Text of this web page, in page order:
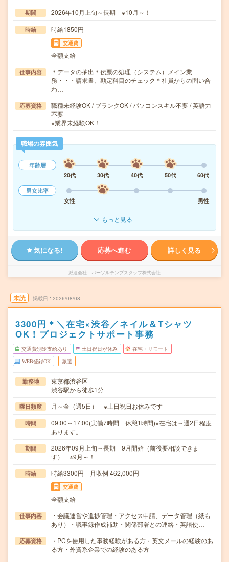
期間 2026年10月上旬～長期 ※10月～！
時給 時給1850円
交通費
全額支給
仕事内容
＊データの抽出＊伝票の処理（システム）メイン業
務・・・請求書、勘定科目のチェック＊社員からの問い合
わ…
応募資格
職種未経験OK / ブランクOK / パソコンスキル不要 / 英語力
不要
※業界未経験OK！
職場の雰囲気
年齢層
20代
30代 40代 50代
60代
男女比率
女性
男性
もっと見る
気になる! 応募へ進む 詳しく見る
派遣会社 パーソルテンプスタッフ株式会社
未読 掲載日 2026/08/08
3300円＊＼在宅×渋谷／ネイル＆Tシャツ
OK！プロジェクトサポート事務
交通費別途支給あり 土日祝日が休み 在宅・リモート
WEB登録OK 派遣
勤務地
東京都渋谷区
渋谷駅から徒歩1分
曜日頻度 月～金（週5日） ※土日祝日お休みです
時間
09:00～17:00(実働7時間 休憩1時間)※在宅は～週2日程度
あります。
期間
2026年09月上旬～長期 9月開始（前後要相談できま
す） ※9月～！
時給 時給3300円 月収例 462,000円
交通費
全額支給
仕事内容
・会議運営や進捗管理・アクセス申請、データ管理（紙も
あり）・議事録作成補助・関係部署との連絡・英語使…
応募資格
・PCを使用した事務経験がある方・英文メールの経験のあ
る方・外資系企業での経験のある方